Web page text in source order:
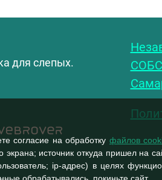
для слепых.
СОБС
согласие на обработку файлов
экрана; источник откуда пришел на
ip-адрес) в целях
обрабатывались, покиньте сайт.